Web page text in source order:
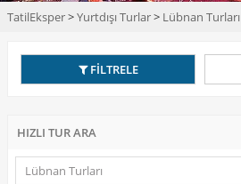
TatilEksper>Yurtdışı Turlar> Lübnan Turları
FİLTRELE
HIZLI TUR ARA